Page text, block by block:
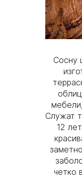
Сосну
Служат
12
четко